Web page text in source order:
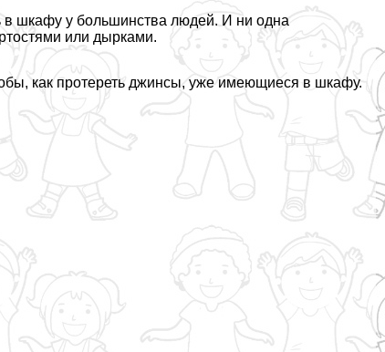
в шкафу у большинства людей. И ни одна
или дырками.
как протереть джинсы, уже имеющиеся в шкафу.